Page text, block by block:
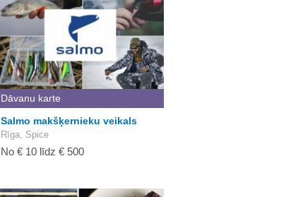
Dāvanu karte
Salmo makšķernieku veikals
Rīga, Spice
No € 10 līdz € 500